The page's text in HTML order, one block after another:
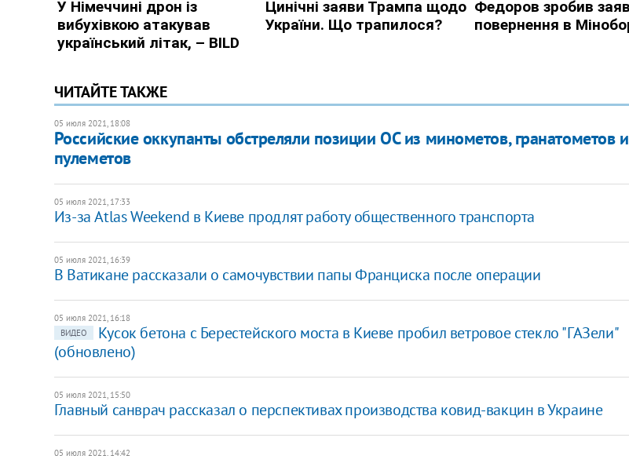
ЧИТАЙТЕ ТАКЖЕ
05 июля 2021, 18:08
Российские оккупанты обстреляли позиции ОС из минометов, гранатометов и
пулеметов
05 июля 2021, 17:33
Из-за Atlas Weekend в Киеве продлят работу общественного транспорта
05 июля 2021, 16:39
В Ватикане рассказали о самочувствии папы Франциска после операции
05 июля 2021, 16:18
ВИДЕО
Кусок бетона с Берестейского моста в Киеве пробил ветровое стекло "ГАЗели"
(обновлено)
05 июля 2021, 15:50
Главный санврач рассказал о перспективах производства ковид-вакцин в Украине
05 июля 2021, 14:42